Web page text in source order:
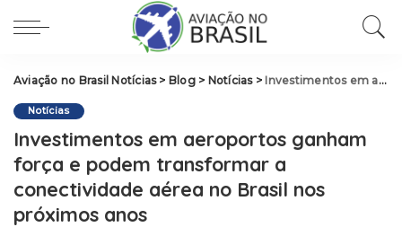
Aviação no Brasil Notícias> Blog> Notícias> Investimentos em aeroportos ganham força e podem transformar a conectividade aérea no Brasil nos próximos anos
Notícias
Investimentos em aeroportos ganham
força e podem transformar a
conectividade aérea no Brasil nos
próximos anos